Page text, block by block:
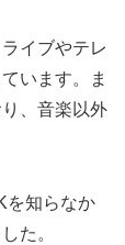
イブやテレ
います。ま
、音楽以外
を知らなか
た。